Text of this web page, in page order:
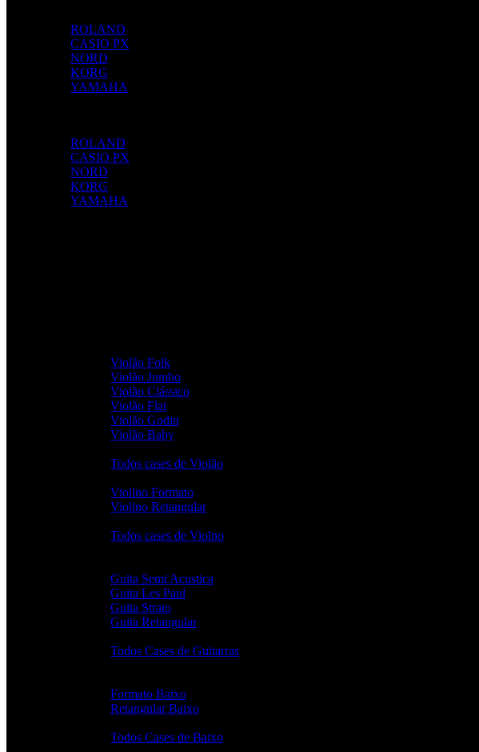
ROLAND
CASIO PX
NORD
KORG
YAMAHA
ROLAND
CASIO PX
NORD
KORG
YAMAHA
Violão Folk
Violão Jumbo
Violão Clássico
Violão Flat
Violão Godin
Violão Baby
Todos cases de Violão
Violino Formato
Violino Retangular
Todos cases de Violno
Guita Semi Acustica
Guita Les Paul
Guita Strato
Guita Retangular
Todos Cases de Guitarras
Formato Baixo
Retangular Baixo
Todos Cases de Baixo